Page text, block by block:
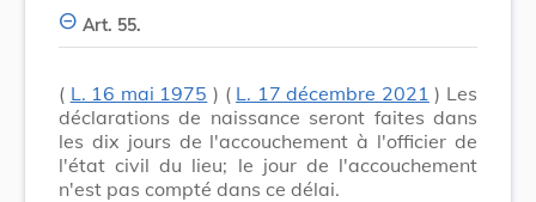
Art. 55.
( L. 16 mai 1975 ) ( L. 17 décembre 2021 ) Les
déclarations de naissance seront faites dans
les dix jours de l'accouchement à l'officier de
l'état civil du lieu; le jour de l'accouchement
n'est pas compté dans ce délai.